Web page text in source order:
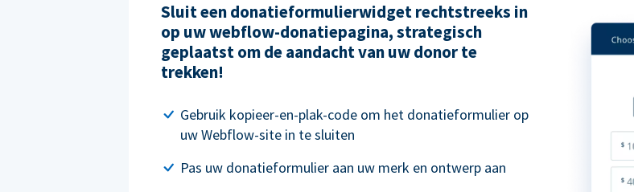
Sluit een donatieformulierwidget rechtstreeks in
op uw webflow-donatiepagina, strategisch
geplaatst om de aandacht van uw donor te
trekken!
Gebruik kopieer-en-plak-code om het donatieformulier op
uw Webflow-site in te sluiten
Pas uw donatieformulier aan uw merk en ontwerp aan